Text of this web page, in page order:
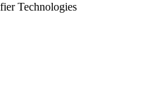
Technologies